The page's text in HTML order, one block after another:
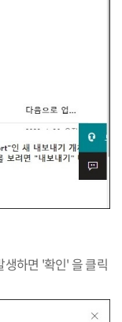
하면 '확인' 을 클릭